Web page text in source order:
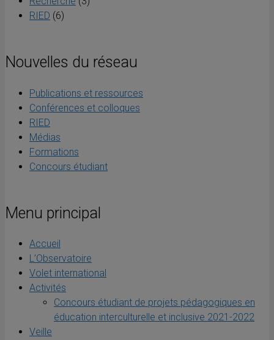
RIED (6)
Nouvelles du réseau
Publications et ressources
Conférences et colloques
RIED
Médias
Formations
Concours étudiant
Menu principal
Accueil
L’Observatoire
Volet international
Activités
Concours étudiant de projets pédagogiques en
éducation interculturelle et inclusive 2021-2022
Veille